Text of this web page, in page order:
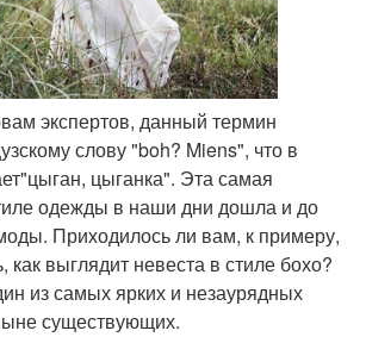
экспертов, данный термин
слову "boh? Miens", что в
цыганка". Эта самая
одежды в наши дни дошла и до
Приходилось ли вам, к примеру,
как выглядит невеста в стиле бохо?
из самых ярких и незаурядных
существующих.